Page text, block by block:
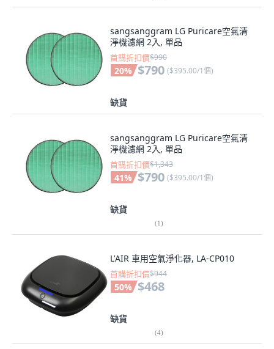
sangsanggram LG Puricare空氣清
淨機濾網 2入, 單品
首購折扣價$990
20% $790 ($395.00/1個)
缺貨
sangsanggram LG Puricare空氣清
淨機濾網 2入, 單品
首購折扣價$1,343
41% $790 ($395.00/1個)
缺貨
(1)
L'AIR 車用空氣淨化器, LA-CP010
首購折扣價$944
50% $468
缺貨
(4)